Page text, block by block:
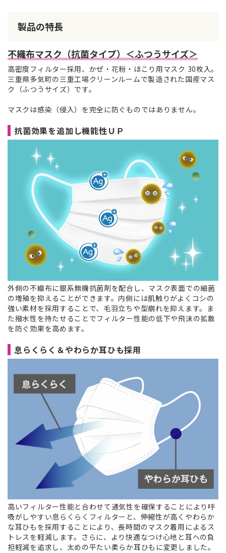
製品の特長
不織布マスク（抗菌タイプ）＜ふつうサイズ＞
高密度フィルター採用、かぜ・花粉・ほこり用マスク 30枚入。
三重県多気町の三重工場クリーンルームで製造された国産マス
ク（ふつうサイズ）です。
マスクは感染（侵入）を完全に防ぐものではありません。
抗菌効果を追加し機能性ＵＰ
外側の不織布に銀系無機抗菌剤を配合し、マスク表面での細菌
の増殖を抑えることができます。内側には肌触りがよくコシの
強い素材を採用することで、毛羽立ちや型崩れを抑えます。ま
た撥水性を持たせることでフィルター性能の低下や飛沫の拡散
を防ぐ効果を高めます。
息らくらく＆やわらか耳ひも採用
高いフィルター性能と合わせて通気性を確保することにより呼
吸がしやすい息らくらくフィルターと、伸縮性が高くやわらか
な耳ひもを採用することにより、長時間のマスク着用によるス
トレスを軽減します。さらに、より快適なつけ心地と耳への負
担軽減を追求し、太めの平たい柔らか耳ひもに変更しました。